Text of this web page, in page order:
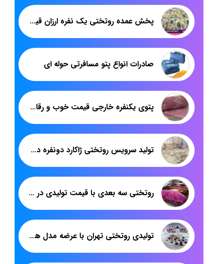
پخش عمده روتختی یک نفره ارزان قیمت
صادرات انواع پتو مسافرتی حوله ای
پتوی یکنفره خارجی قیمت خوب و رقابتی
تولید سرویس روتختی ژاکارد دونفره در بازار
روتختی سه بعدی با قیمت تولیدی در تهران
تولیدی روتختی تهران با عرضه مدل های سه بعدی جدید